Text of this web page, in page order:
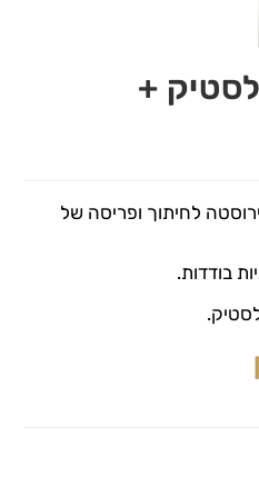
+
לחיתוך ופריסה של
בודדות.